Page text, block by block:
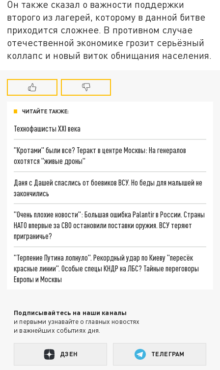
Он также сказал о важности поддержки
второго из лагерей, которому в данной битве
приходится сложнее. В противном случае
отечественной экономике грозит серьёзный
коллапс и новый виток обнищания населения.
ЧИТАЙТЕ ТАКЖЕ:
Технофашисты XXI века
"Кротами" были все? Теракт в центре Москвы: На генералов
охотятся "живые дроны"
Даня с Дашей спаслись от боевиков ВСУ. Но беды для малышей не
закончились
"Очень плохие новости": Большая ошибка Palantir в России. Страны
НАТО впервые за СВО остановили поставки оружия. ВСУ теряют
приграничье?
"Терпение Путина лопнуло". Рекордный удар по Киеву "пересёк
красные линии". Особые спецы КНДР на ЛБС? Тайные переговоры
Европы и Москвы
Подписывайтесь на наши каналы
и первыми узнавайте о главных новостях
и важнейших событиях дня.
ДЗЕН ТЕЛЕГРАМ